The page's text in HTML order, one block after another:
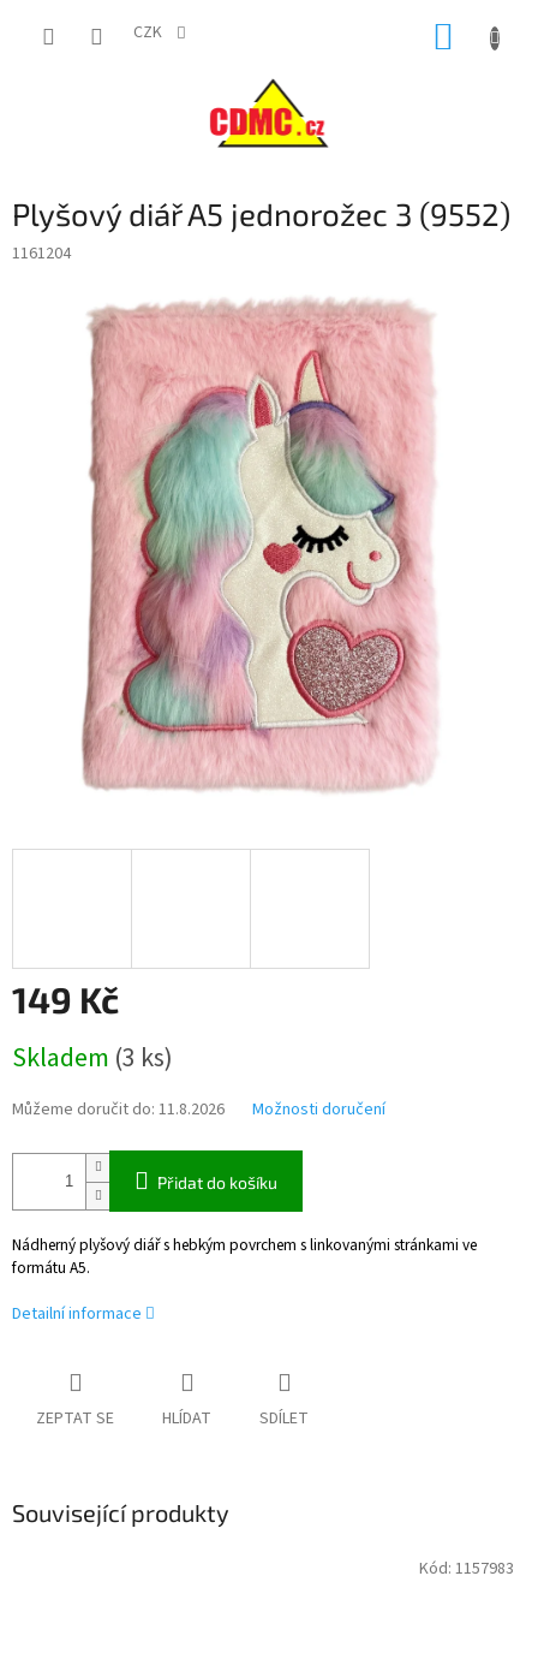
CZK
Plyšový diář A5 jednorožec 3 (9552)
1161204
149 Kč
cena:
Skladem (3 ks)
Můžeme doručit do: 11.8.2026 Možnosti doručení
Přidat do košíku
Nádherný plyšový diář s hebkým povrchem s linkovanými stránkami ve
formátu A5.
Detailní informace
ZEPTAT SE HLÍDAT SDÍLET
Související produkty
Kód: 1157983